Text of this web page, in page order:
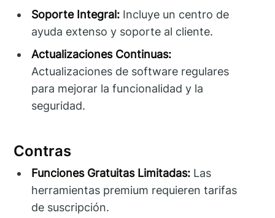
Soporte Integral: Incluye un centro de
ayuda extenso y soporte al cliente.
Actualizaciones Continuas:
Actualizaciones de software regulares
para mejorar la funcionalidad y la
seguridad.
Contras
Funciones Gratuitas Limitadas: Las
herramientas premium requieren tarifas
de suscripción.